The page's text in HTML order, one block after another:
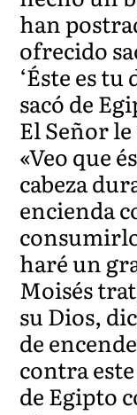
han
ofrecido
‘Éste es
sacó de
El Señor
«Veo que
cabeza
encienda
haré un
Moisés
su Dios,
de
contra
de Egipto